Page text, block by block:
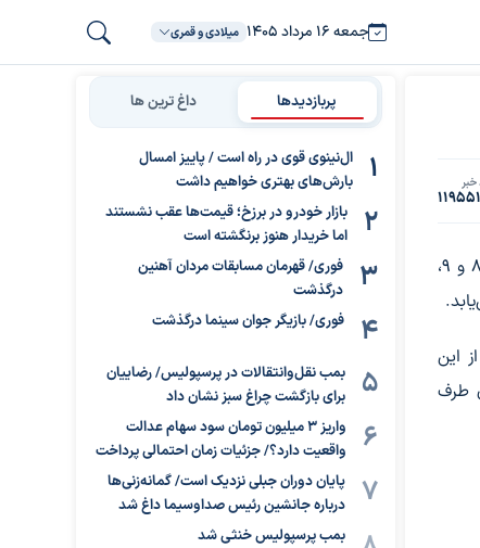
جمعه ۱۶ مرداد ۱۴۰۵ میلادی و قمری
در این مرحله، برای سرپرستان خانوار با رقم انتهای کد ملی ۷، ۸ و ۹،
این
طرف
پربازدیدها داغ ترین ها
ال‌نینوی قوی در راه است / پاییز امسال
بارش‌های بهتری خواهیم داشت
بازار خودرو در برزخ؛ قیمت‌ها عقب نشستند
اما خریدار هنوز برنگشته است
فوری/ قهرمان مسابقات مردان آهنین
درگذشت
فوری/ بازیگر جوان سینما درگذشت
بمب نقل‌وانتقالات در پرسپولیس/ رضاییان
برای بازگشت چراغ سبز نشان داد
واریز ۳ میلیون تومان سود سهام عدالت
واقعیت دارد؟/ جزئیات زمان احتمالی پرداخت
پایان دوران جبلی نزدیک است/ گمانه‌زنی‌ها
درباره جانشین رئیس صداوسیما داغ شد
بمب پرسپولیس خنثی شد